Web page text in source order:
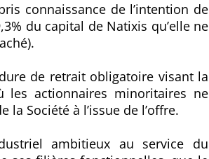
connaissance de l’intention de
du capital de Natixis qu’elle ne
de retrait obligatoire visant la
les actionnaires minoritaires ne
Société à l’issue de l’offre.
ambitieux au service du